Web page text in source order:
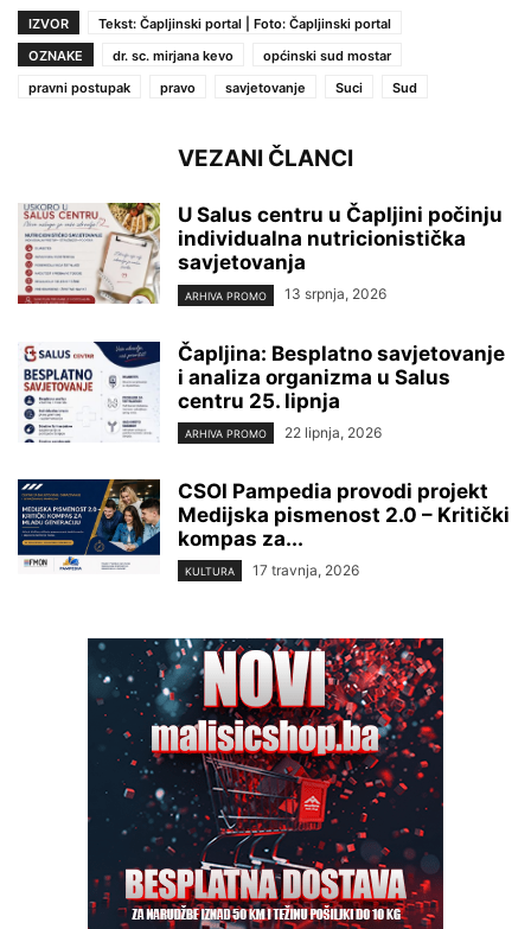
IZVOR
Tekst: Čapljinski portal | Foto: Čapljinski portal
OZNAKE
dr. sc. mirjana kevo
općinski sud mostar
pravni postupak
pravo savjetovanje Suci Sud
VEZANI ČLANCI
U Salus centru u Čapljini počinju
individualna nutricionistička
savjetovanja
ARHIVA PROMO 13 srpnja, 2026
Čapljina: Besplatno savjetovanje
i analiza organizma u Salus
centru 25. lipnja
ARHIVA PROMO 22 lipnja, 2026
CSOI Pampedia provodi projekt
Medijska pismenost 2.0 – Kritički
kompas za...
KULTURA 17 travnja, 2026